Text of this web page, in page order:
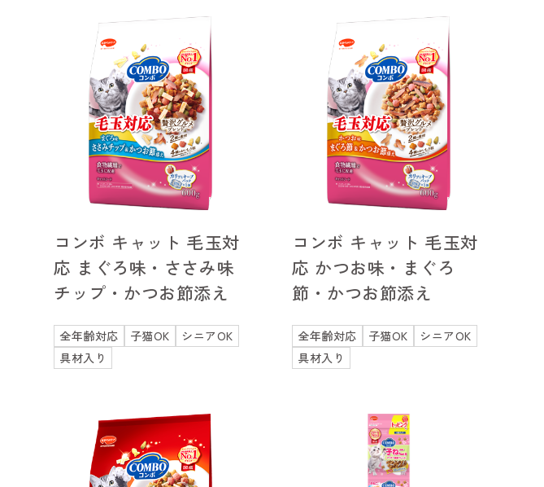
コンボ キャット 毛玉対
応 まぐろ味・ささみ味
チップ・かつお節添え
全年齢対応 子猫OK
シニアOK
具材入り
コンボ キャット 毛玉対
応 かつお味・まぐろ
節・かつお節添え
全年齢対応 子猫OK
シニアOK
具材入り